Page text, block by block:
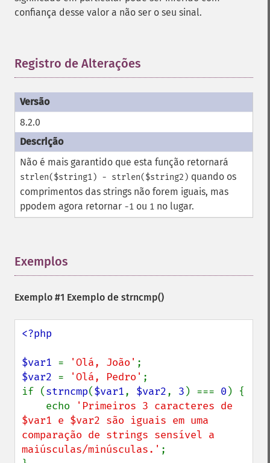
confiança desse valor a não ser o seu sinal.
Registro de Alterações
8.2.0
Não é mais garantido que esta função retornará
strlen($string1) - strlen($string2) quando os
comprimentos das strings não forem iguais, mas
ppodem agora retornar -1 ou 1 no lugar.
Exemplos
Exemplo #1 Exemplo de strncmp()
<?php
$var1 = 'Olá, João'
$var2 = 'Olá, Pedro' ;
if (strncmp($var1, $var2, 3 ) === 0 ) {
    echo
'Primeiros 3 caracteres de
$var1 e $var2 são iguais em uma
comparação de strings sensível a
maiúsculas/minúsculas.' ;